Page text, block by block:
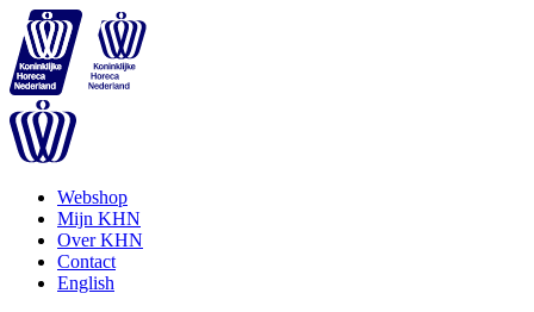
Webshop
Mijn KHN
Over KHN
Contact
English